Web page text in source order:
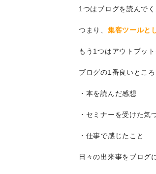
1つはブログを読んで
つまり、 集客ツールと
もう1つはアウトプッ
ブログの1番良いとこ
・本を読んだ感想
・セミナーを受けた気
・仕事で感じたこと
日々の出来事をブログ